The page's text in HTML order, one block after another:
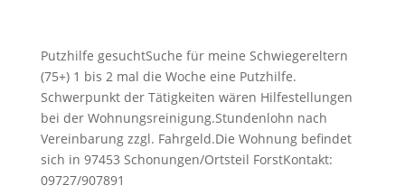
Putzhilfe gesuchtSuche für meine Schwiegereltern
(75+) 1 bis 2 mal die Woche eine Putzhilfe.
Schwerpunkt der Tätigkeiten wären Hilfestellungen
bei der Wohnungsreinigung.Stundenlohn nach
Vereinbarung zzgl. Fahrgeld.Die Wohnung befindet
sich in 97453 Schonungen/Ortsteil ForstKontakt:
09727/907891